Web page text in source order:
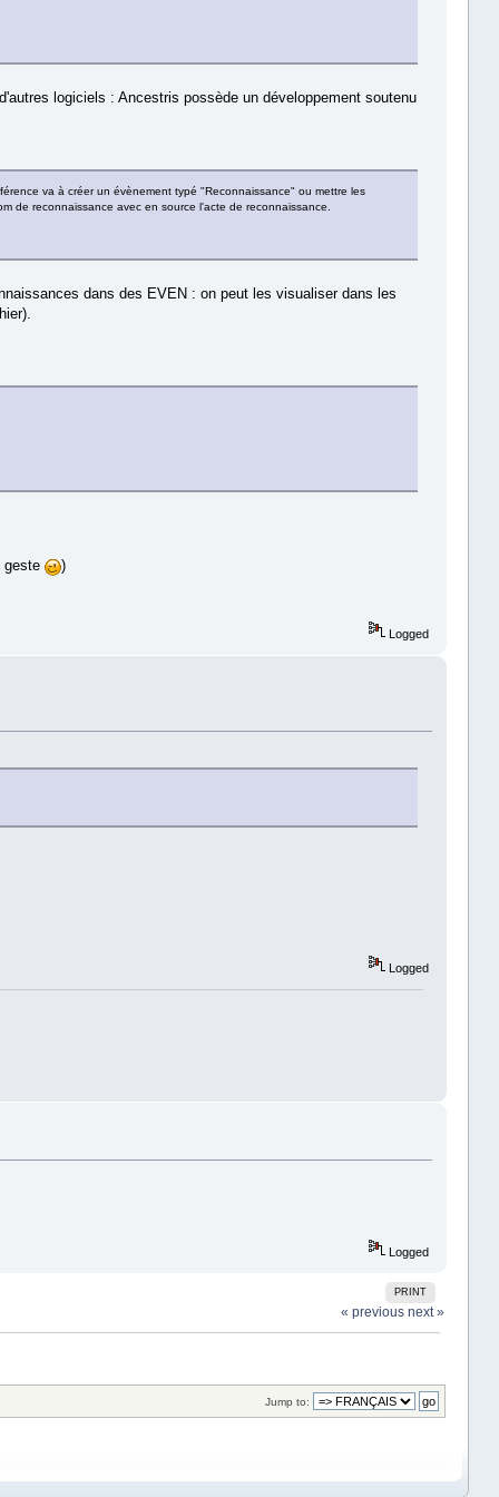
logiciels : Ancestris possède un développement soutenu
va à créer un évènement typé "Reconnaissance" ou mettre les
de reconnaissance avec en source l'acte de reconnaissance.
dans des EVEN : on peut les visualiser dans les
geste )
Logged
Logged
Logged
PRINT
« previous next »
Jump to: